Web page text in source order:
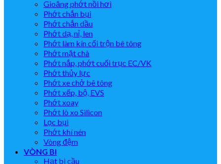
Gioăng phớt nồi hơi
Phớt chắn bụi
Phớt chắn dầu
Phớt dạ, nỉ, len
Phớt làm kín cối trộn bê tông
Phớt mặt chà
Phớt nắp, phớt cuối trục EC/VK
Phớt thủy lực
Phớt xe chở bê tông
Phớt xếp, bộ, EVS
Phớt xoay
Phớt lò xo Silicon
Lọc bụi
Phớt khí nén
Vòng đệm
VÒNG BI
Hạt bi cầu